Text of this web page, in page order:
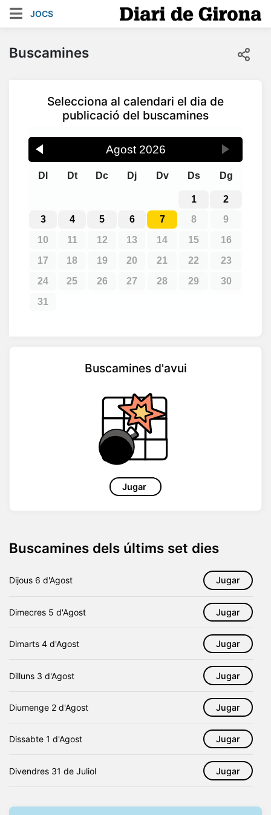
JOCS
Buscamines
Selecciona al calendari el dia de
publicació del buscamines
Agost 2026
Dl Dt Dc Dj Dv Ds Dg
1
2
3
4 5 6 7 8
9
10
11 12 13 14 15
16
17
18 19 20 21 22
23
24
25 26 27 28 29
30
31
Buscamines d'avui
Jugar
Buscamines dels últims set dies
Dijous 6 d'Agost Jugar
Dimecres 5 d'Agost Jugar
Dimarts 4 d'Agost Jugar
Dilluns 3 d'Agost Jugar
Diumenge 2 d'Agost Jugar
Dissabte 1 d'Agost Jugar
Divendres 31 de Juliol Jugar